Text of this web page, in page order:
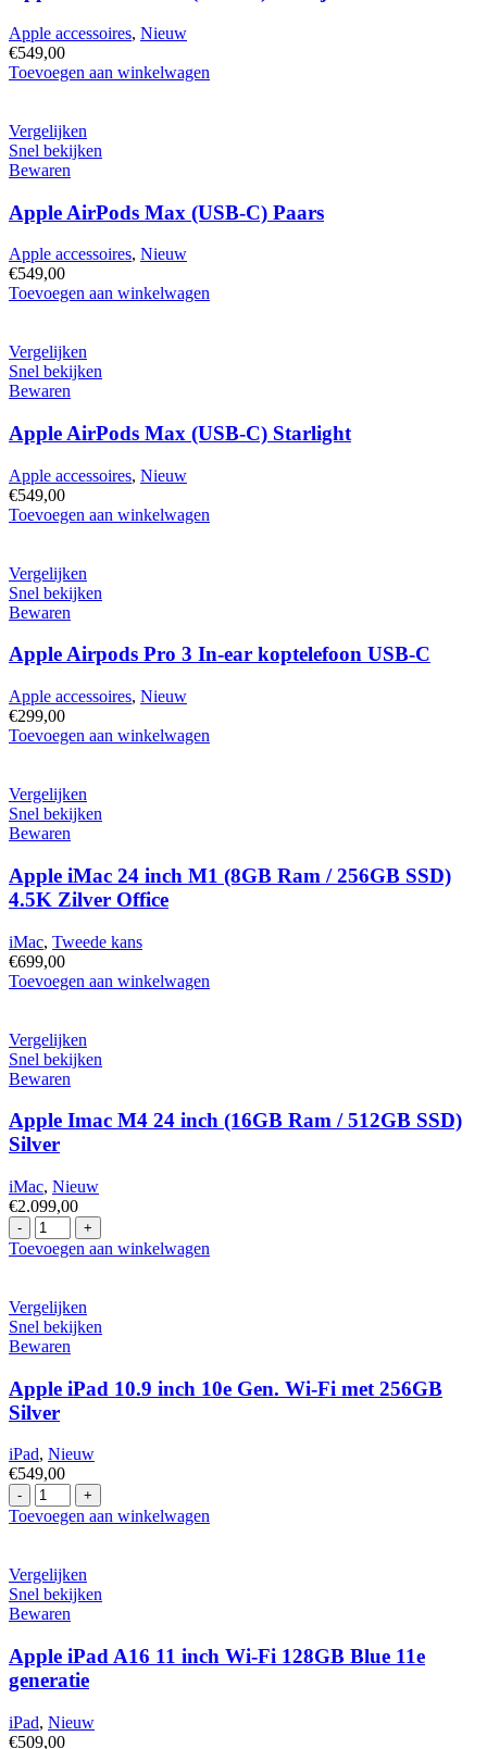
Apple accessoires, Nieuw
€549,00
Apple
(USB-
C)
Oranje
Toevoegen aan winkelwagen
Vergelijken
Snel bekijken
Bewaren
Apple AirPods Max (USB-C) Paars
Apple accessoires, Nieuw
€549,00
Apple
(USB-
C)
Paars
Toevoegen aan winkelwagen
Vergelijken
Snel bekijken
Bewaren
Apple AirPods Max (USB-C) Starlight
Apple accessoires, Nieuw
€549,00
Apple
(USB-
C)
Starlight
Toevoegen aan winkelwagen
Vergelijken
Snel bekijken
Bewaren
Apple Airpods Pro 3 In-ear koptelefoon USB-C
Apple accessoires, Nieuw
€299,00
Apple
3
In-
ear
USB-
C
hoeveelheid
Toevoegen aan winkelwagen
Vergelijken
Snel bekijken
Bewaren
Apple iMac 24 inch M1 (8GB Ram / 256GB SSD)
4.5K Zilver Office
iMac, Tweede kans
€699,00
Apple
inch
M1
(8GB
/
256GB
SSD)
Zilver
Office
hoeveelheid
Toevoegen aan winkelwagen
Vergelijken
Snel bekijken
Bewaren
Apple Imac M4 24 inch (16GB Ram / 512GB SSD)
Silver
iMac, Nieuw
€2.099,00
Apple
Imac
inch
(16GB
Ram
512GB
SSD)
Silver
Toevoegen aan winkelwagen
Vergelijken
Snel bekijken
Bewaren
Apple iPad 10.9 inch 10e Gen. Wi-Fi met 256GB
Silver
iPad, Nieuw
€549,00
Apple
iPad
10.9
10e
Gen.
Wi-
met
256GB
Silver
Toevoegen aan winkelwagen
Vergelijken
Snel bekijken
Bewaren
Apple iPad A16 11 inch Wi-Fi 128GB Blue 11e
generatie
iPad, Nieuw
€509,00